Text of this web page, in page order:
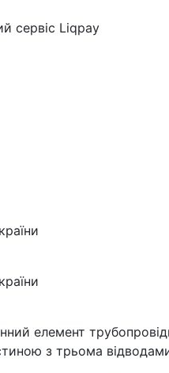
сервіс Liqpay
елемент
з трьома